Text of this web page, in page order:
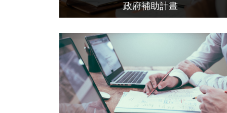
政府補助計畫